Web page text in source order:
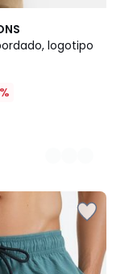
logotipo